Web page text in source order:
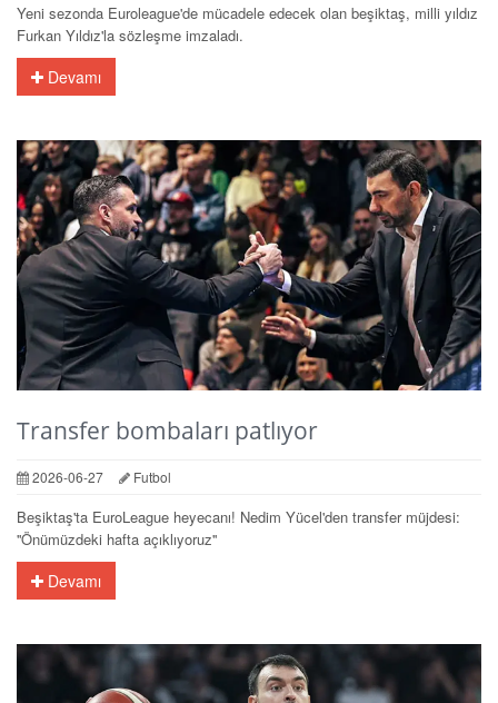
Yeni sezonda Euroleague'de mücadele edecek olan beşiktaş, milli yıldız
Furkan Yıldız'la sözleşme imzaladı.
Devamı
Transfer bombaları patlıyor
2026-06-27 Futbol
Beşiktaş'ta EuroLeague heyecanı! Nedim Yücel'den transfer müjdesi:
''Önümüzdeki hafta açıklıyoruz''
Devamı